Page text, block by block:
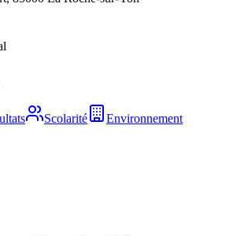
Scolarité Environnement